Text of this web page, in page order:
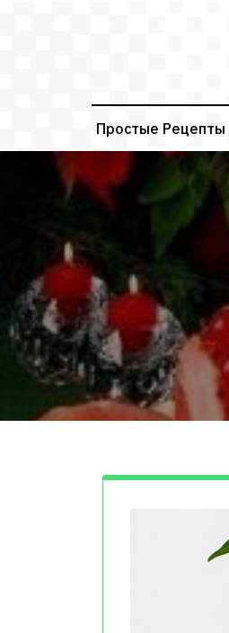
Простые Рецепты